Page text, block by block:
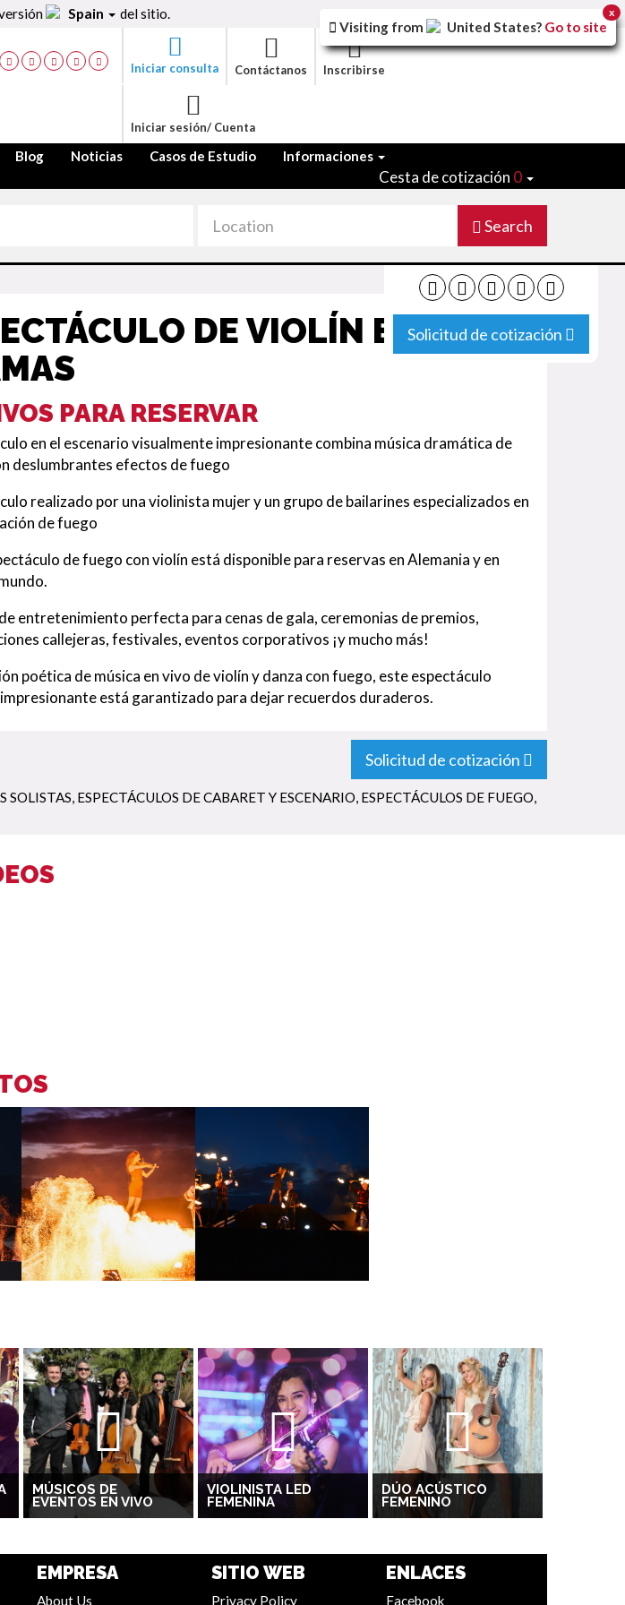
Spain del sitio.
Iniciar consulta Contáctanos Inscribirse
Iniciar sesión/ Cuenta
Blog Noticias Casos de Estudio Informaciones
Cesta de cotización 0
Search
Solicitud de cotización
DE VIOLÍN EN
PARA RESERVAR
en el escenario visualmente impresionante combina música dramática de
deslumbrantes efectos de fuego
realizado por una violinista mujer y un grupo de bailarines especializados en
de fuego
de fuego con violín está disponible para reservas en Alemania y en
entretenimiento perfecta para cenas de gala, ceremonias de premios,
callejeras, festivales, eventos corporativos ¡y mucho más!
poética de música en vivo de violín y danza con fuego, este espectáculo
está garantizado para dejar recuerdos duraderos.
Solicitud de cotización
SOLISTAS ESPECTÁCULOS DE CABARET Y ESCENARIO ESPECTÁCULOS DE FUEGO
MÚSICOS DE
EVENTOS EN VIVO
VIOLINISTA LED
FEMENINA
DÚO ACÚSTICO
FEMENINO
EMPRESA
About Us
SITIO WEB
Privacy Policy
ENLACES
Facebook
Visiting from United States? Go to site
x